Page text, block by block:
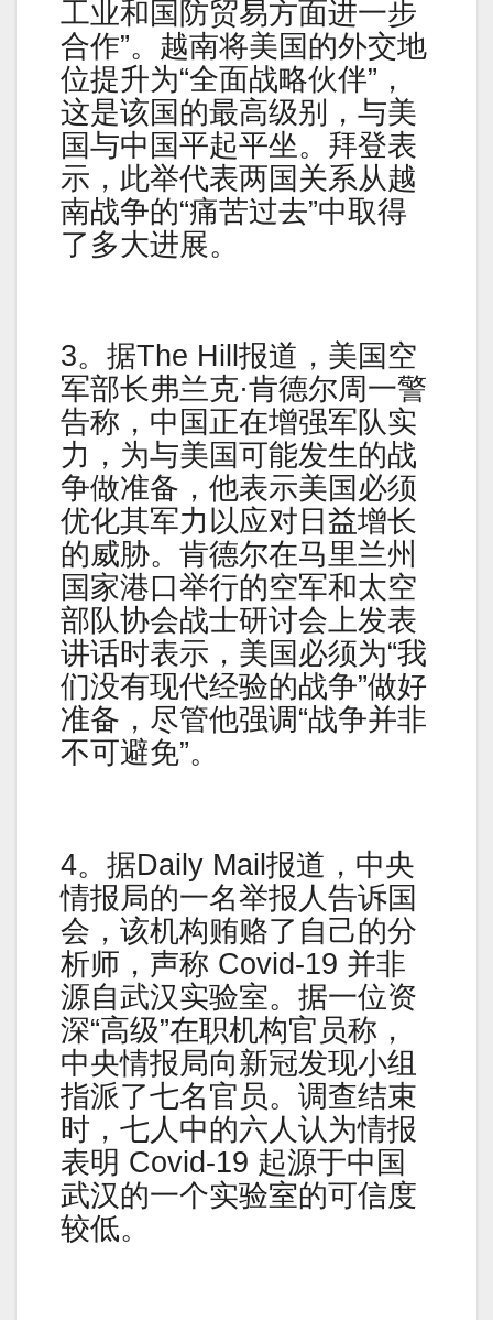
工业和国防贸易方面进一步
合作”。越南将美国的外交地
位提升为“全面战略伙伴”，
这是该国的最高级别，与美
国与中国平起平坐。拜登表
示，此举代表两国关系从越
南战争的“痛苦过去”中取得
了多大进展。
3。据The Hill报道，美国空
军部长弗兰克·肯德尔周一警
告称，中国正在增强军队实
力，为与美国可能发生的战
争做准备，他表示美国必须
优化其军力以应对日益增长
的威胁。肯德尔在马里兰州
国家港口举行的空军和太空
部队协会战士研讨会上发表
讲话时表示，美国必须为“我
们没有现代经验的战争”做好
准备，尽管他强调“战争并非
不可避免”。
4。据Daily Mail报道，中央
情报局的一名举报人告诉国
会，该机构贿赂了自己的分
析师，声称 Covid-19 并非
源自武汉实验室。据一位资
深“高级”在职机构官员称，
中央情报局向新冠发现小组
指派了七名官员。调查结束
时，七人中的六人认为情报
表明 Covid-19 起源于中国
武汉的一个实验室的可信度
较低。